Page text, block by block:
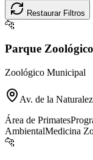
Restaurar Filtros
🐆
Parque
Zoológico Municipal
Av. de la
Área de Primates
AmbientalMedicina
🐆